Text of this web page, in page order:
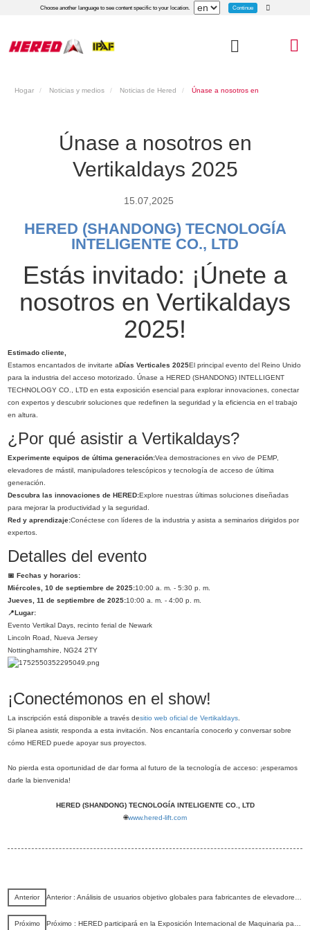
Choose another language to see content specific to your location. Continue
Hogar Noticias y medios Noticias de Hered
Únase a nosotros en
Vertikaldays 2025
15.07,2025
HERED (SHANDONG) TECNOLOGÍA
INTELIGENTE CO., LTD
Estás invitado: ¡Únete a
nosotros en Vertikaldays
2025!
Estimado cliente,
Estamos encantados de invitarte aDías Verticales 2025El principal evento del Reino Unido
para la industria del acceso motorizado. Únase a HERED (SHANDONG) INTELLIGENT
TECHNOLOGY CO., LTD en esta exposición esencial para explorar innovaciones, conectar
con expertos y descubrir soluciones que redefinen la seguridad y la eficiencia en el trabajo
en altura.
¿Por qué asistir a Vertikaldays?
Experimente equipos de última generación:Vea demostraciones en vivo de PEMP,
elevadores de mástil, manipuladores telescópicos y tecnología de acceso de última
generación.
Descubra las innovaciones de HERED:Explore nuestras últimas soluciones diseñadas
para mejorar la productividad y la seguridad.
Red y aprendizaje:Conéctese con líderes de la industria y asista a seminarios dirigidos por
expertos.
Detalles del evento
📅 Fechas y horarios:
Miércoles, 10 de septiembre de 2025:10:00 a. m. - 5:30 p. m.
Jueves, 11 de septiembre de 2025:10:00 a. m. - 4:00 p. m.
📍Lugar:
Evento Vertikal Days, recinto ferial de Newark
Lincoln Road, Nueva Jersey
Nottinghamshire, NG24 2TY
¡Conectémonos en el show!
La inscripción está disponible a través desitio web oficial de Vertikaldays.
Si planea asistir, responda a esta invitación. Nos encantaría conocerlo y conversar sobre
cómo HERED puede apoyar sus proyectos.
No pierda esta oportunidad de dar forma al futuro de la tecnología de acceso: ¡esperamos
darle la bienvenida!
HERED (SHANDONG) TECNOLOGÍA INTELIGENTE CO., LTD
🌐www.hered-lift.com
Anterior Anterior : Análisis de usuarios objetivo globales para fabricantes de elevadores aéreos
Próximo Próximo : HERED participará en la Exposición Internacional de Maquinaria para Trabajos Aéreos de Asia 2025 en Shanghái